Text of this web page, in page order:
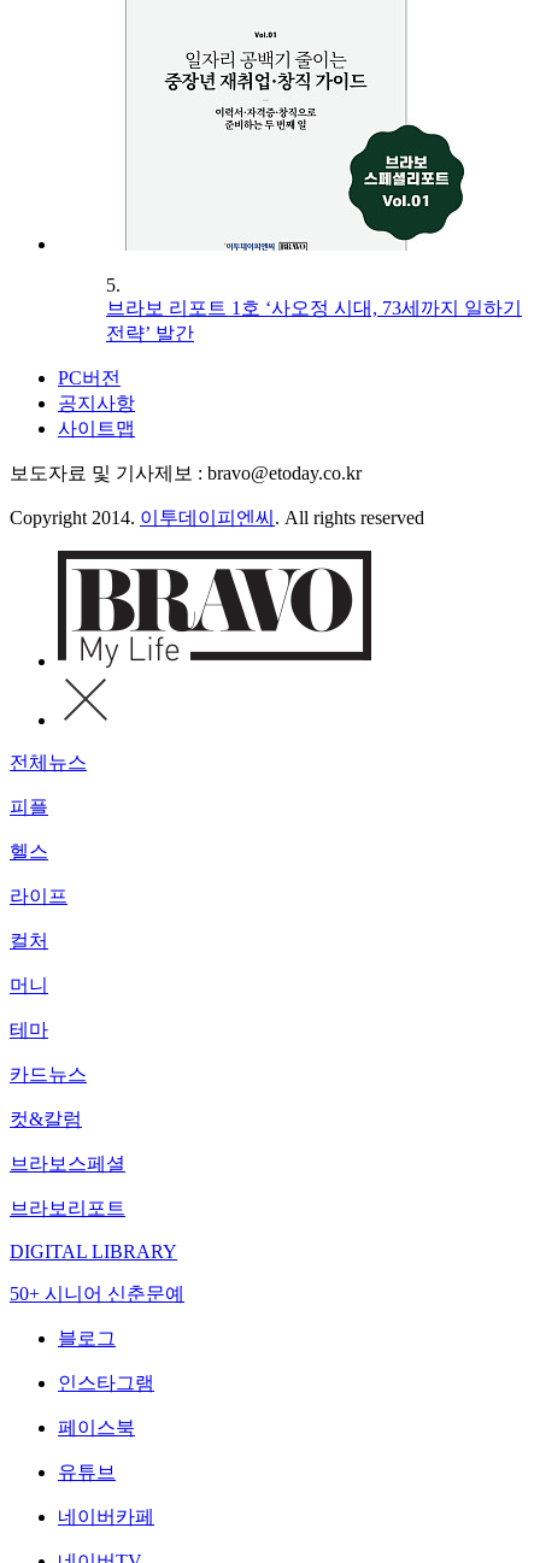
5.
브라보 리포트 1호 ‘사오정 시대, 73세까지 일하기
전략’ 발간
PC버전
공지사항
사이트맵
보도자료 및 기사제보 : bravo@etoday.co.kr
Copyright 2014. 이투데이피엔씨 . All rights reserved
전체뉴스
피플
헬스
라이프
컬처
머니
테마
카드뉴스
컷&칼럼
브라보스페셜
브라보리포트
DIGITAL LIBRARY
50+ 시니어 신춘문예
블로그
인스타그램
페이스북
유튜브
네이버카페